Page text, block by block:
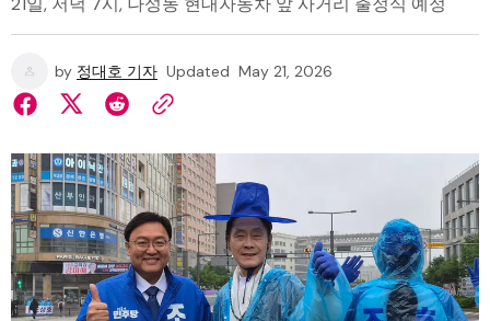
by 정대호 기자 Updated May 21, 2026